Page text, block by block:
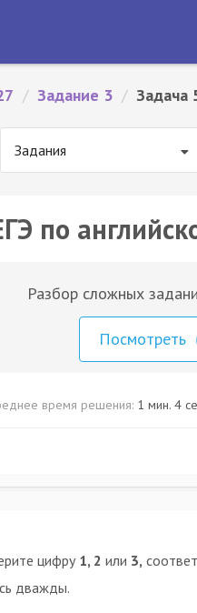
/ Задание 3 / Задача
Задания
по
Разбор сложных
Посмотреть
время решения: 1 мин. 4
цифру1, 2 или 3,
дважды.